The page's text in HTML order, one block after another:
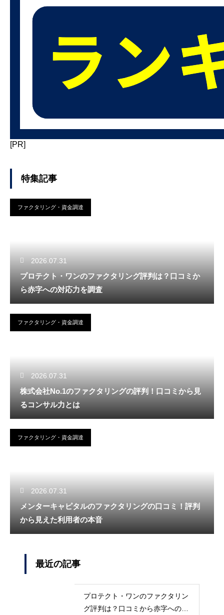
[PR]
特集記事
ファクタリング・資金調達
2026.07.31
プロテクト・ワンのファクタリング評判は？口コミか
ら赤字への対応力を調査
ファクタリング・資金調達
2026.07.31
株式会社No.1のファクタリングの評判！口コミから見
るコンサル力とは
ファクタリング・資金調達
2026.07.31
メンターキャピタルのファクタリングの口コミ！評判
から見えた利用者の本音
最近の記事
プロテクト・ワンのファクタリン
グ評判は？口コミから赤字への対